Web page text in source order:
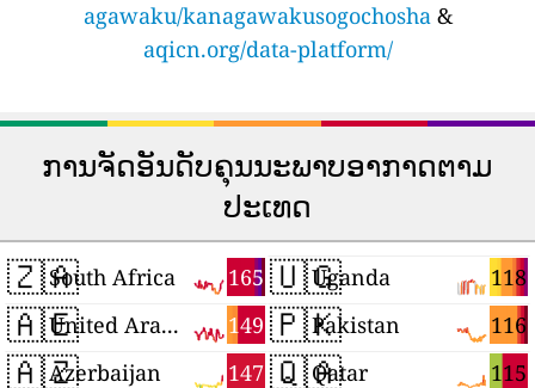
agawaku/kanagawakusogochosha&
aqicn.org/data-platform/
ການຈັດອັນດັບຄຸນນະພາບອາກາດຕາມ
ປະເທດ
🇿🇦 165
South Africa
🇦🇪 149
United Arab Emirates
🇦🇿 147
Azerbaijan
🇺🇬 118
Uganda
🇵🇰 116
Pakistan
🇶🇦 115
Qatar